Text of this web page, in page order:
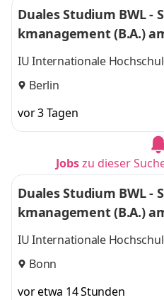
Duales Studium BWL -
kmanagement (B.A.)
l
IU Internationale
Berlin
vor 3 Tagen
Jobszu dieser
Duales Studium BWL -
kmanagement (B.A.)
l
IU Internationale
Bonn
vor etwa 14 Stunden